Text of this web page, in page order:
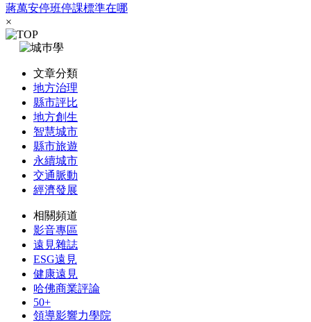
蔣萬安停班停課標準在哪
×
文章分類
地方治理
縣市評比
地方創生
智慧城市
縣市旅遊
永續城市
交通脈動
經濟發展
相關頻道
影音專區
遠見雜誌
ESG遠見
健康遠見
哈佛商業評論
50+
領導影響力學院